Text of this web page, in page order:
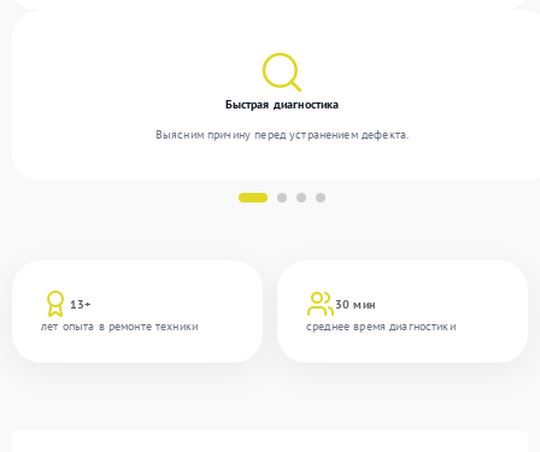
13+
лет опыта в ремонте техники
30 мин
среднее время диагностики
Быстрая диагностика
Выясним причину перед устранением дефекта.